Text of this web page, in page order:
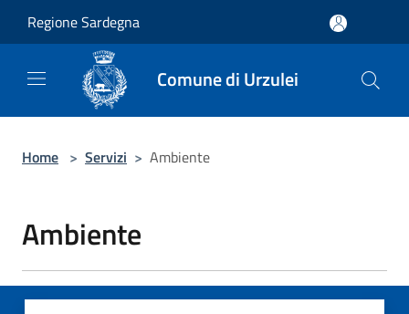
Regione Sardegna
Comune di Urzulei
Home > Servizi > Ambiente
Ambiente